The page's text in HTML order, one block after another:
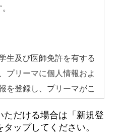
生及び医師免許を有する
プリーマに個人情報およ
を登録し、プリーマがこ
、会員はプリーマのサー
るものとします。
ただける場合は「新規登
ップしてください。